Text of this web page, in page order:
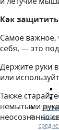
Как
Самое важное,
себя, — это
Держите руки
или
Также
немытыми
неосознанно